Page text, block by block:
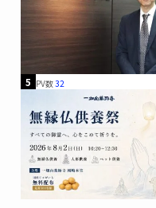
5 PV数32